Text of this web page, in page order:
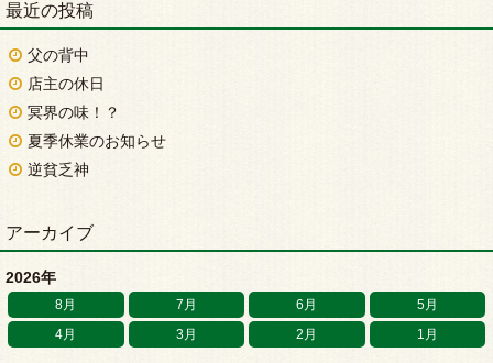
最近の投稿
父の背中
店主の休日
冥界の味！？
夏季休業のお知らせ
逆貧乏神
アーカイブ
2026年
8月 7月 6月
5月
4月
3月 2月 1月